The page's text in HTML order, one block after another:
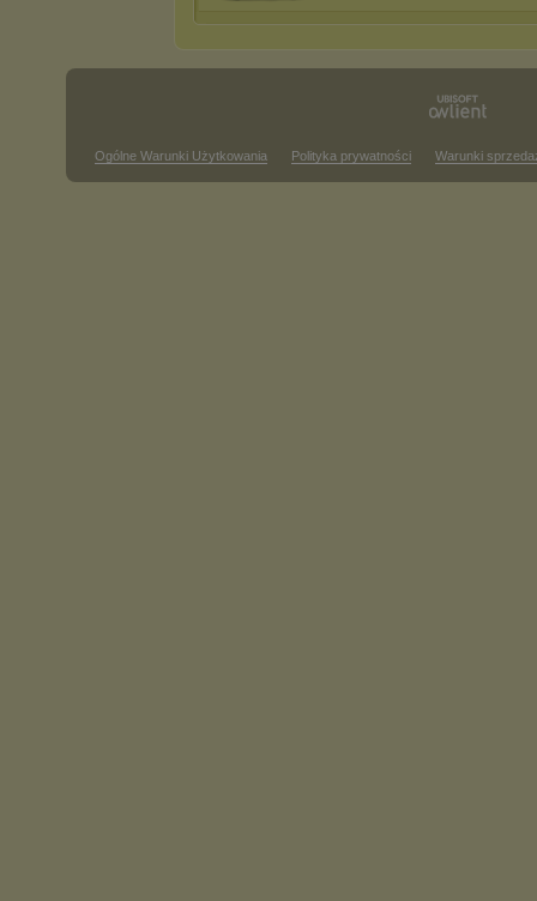
Ogólne Warunki Użytkowania Polityka prywatności Warunki